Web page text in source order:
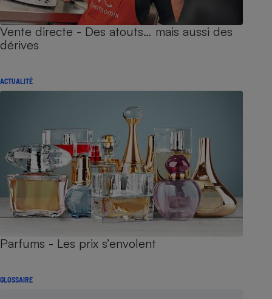
Vente directe - Des atouts… mais aussi des
dérives
ACTUALITÉ
Parfums - Les prix s’envolent
GLOSSAIRE